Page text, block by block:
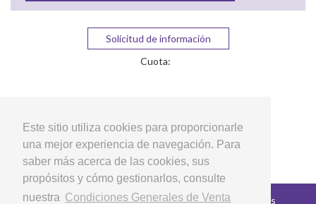
Este sitio utiliza cookies para proporcionarle
una mejor experiencia de navegación. Para
saber más acerca de las cookies, sus
propósitos y cómo gestionarlos, consulte
nuestra Condiciones Generales de Venta
Solicitud de información
Cuota:
Copyright © 2026 LG Arts Crafts Todos los derechos